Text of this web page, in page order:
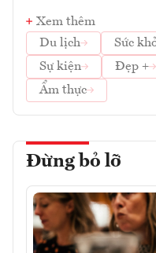
Xem thêm
Du lịch
Sức
Sự kiện
Đẹp +
Ẩm thực
Đừng bỏ lỡ